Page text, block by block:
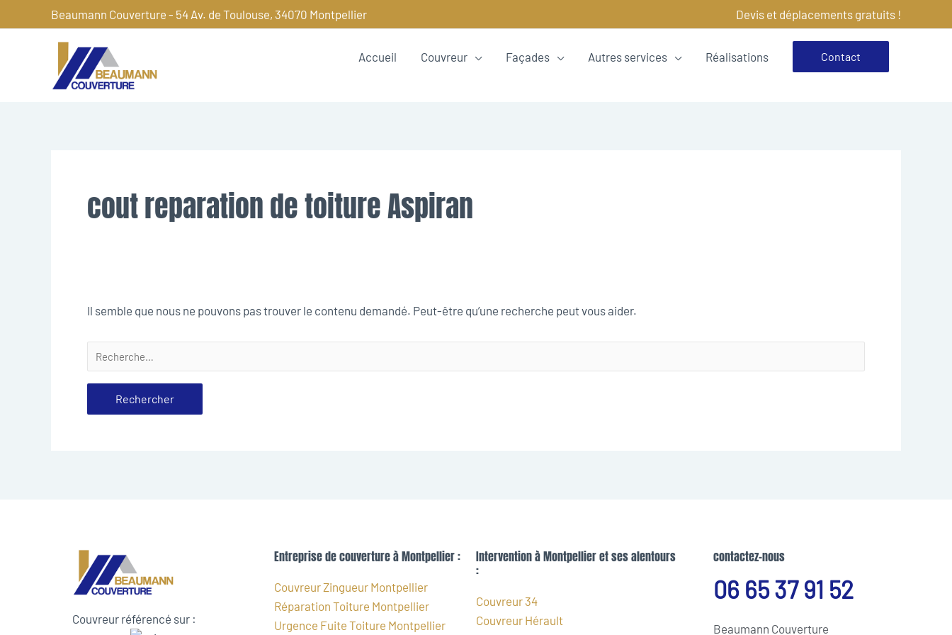
au
Beaumann Couverture - 54 Av. de Toulouse, 34070 Montpellier Devis et déplacements gratuits !
Accueil Couvreur Façades Autres services Réalisations Contact
cout reparation de toiture Aspiran
Il semble que nous ne pouvons pas trouver le contenu demandé. Peut-être qu’une recherche peut vous aider.
Couvreur référencé sur :
Entreprise de couverture à Montpellier :
Couvreur Zingueur Montpellier
Réparation Toiture Montpellier
Urgence Fuite Toiture Montpellier
Intervention à Montpellier et ses alentours
:
Couvreur 34
Couvreur Hérault
contactez-nous
06 65 37 91 52
Beaumann Couverture